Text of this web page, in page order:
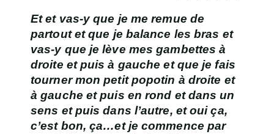
Et et vas-y que je me remue de
partout et que je balance les bras et
vas-y que je lève mes gambettes à
droite et puis à gauche et que je fais
tourner mon petit popotin à droite et
à gauche et puis en rond et dans un
sens et puis dans l’autre, et oui ça,
c’est bon, ça…et je commence par